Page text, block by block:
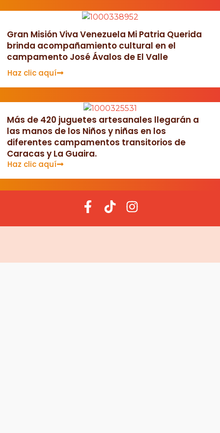
Gran Misión Viva Venezuela Mi Patria Querida
brinda acompañamiento cultural en el
campamento José Ávalos de El Valle
Haz clic aquí
Más de 420 juguetes artesanales llegarán a
las manos de los Niños y niñas en los
diferentes campamentos transitorios de
Caracas y La Guaira.
Haz clic aquí